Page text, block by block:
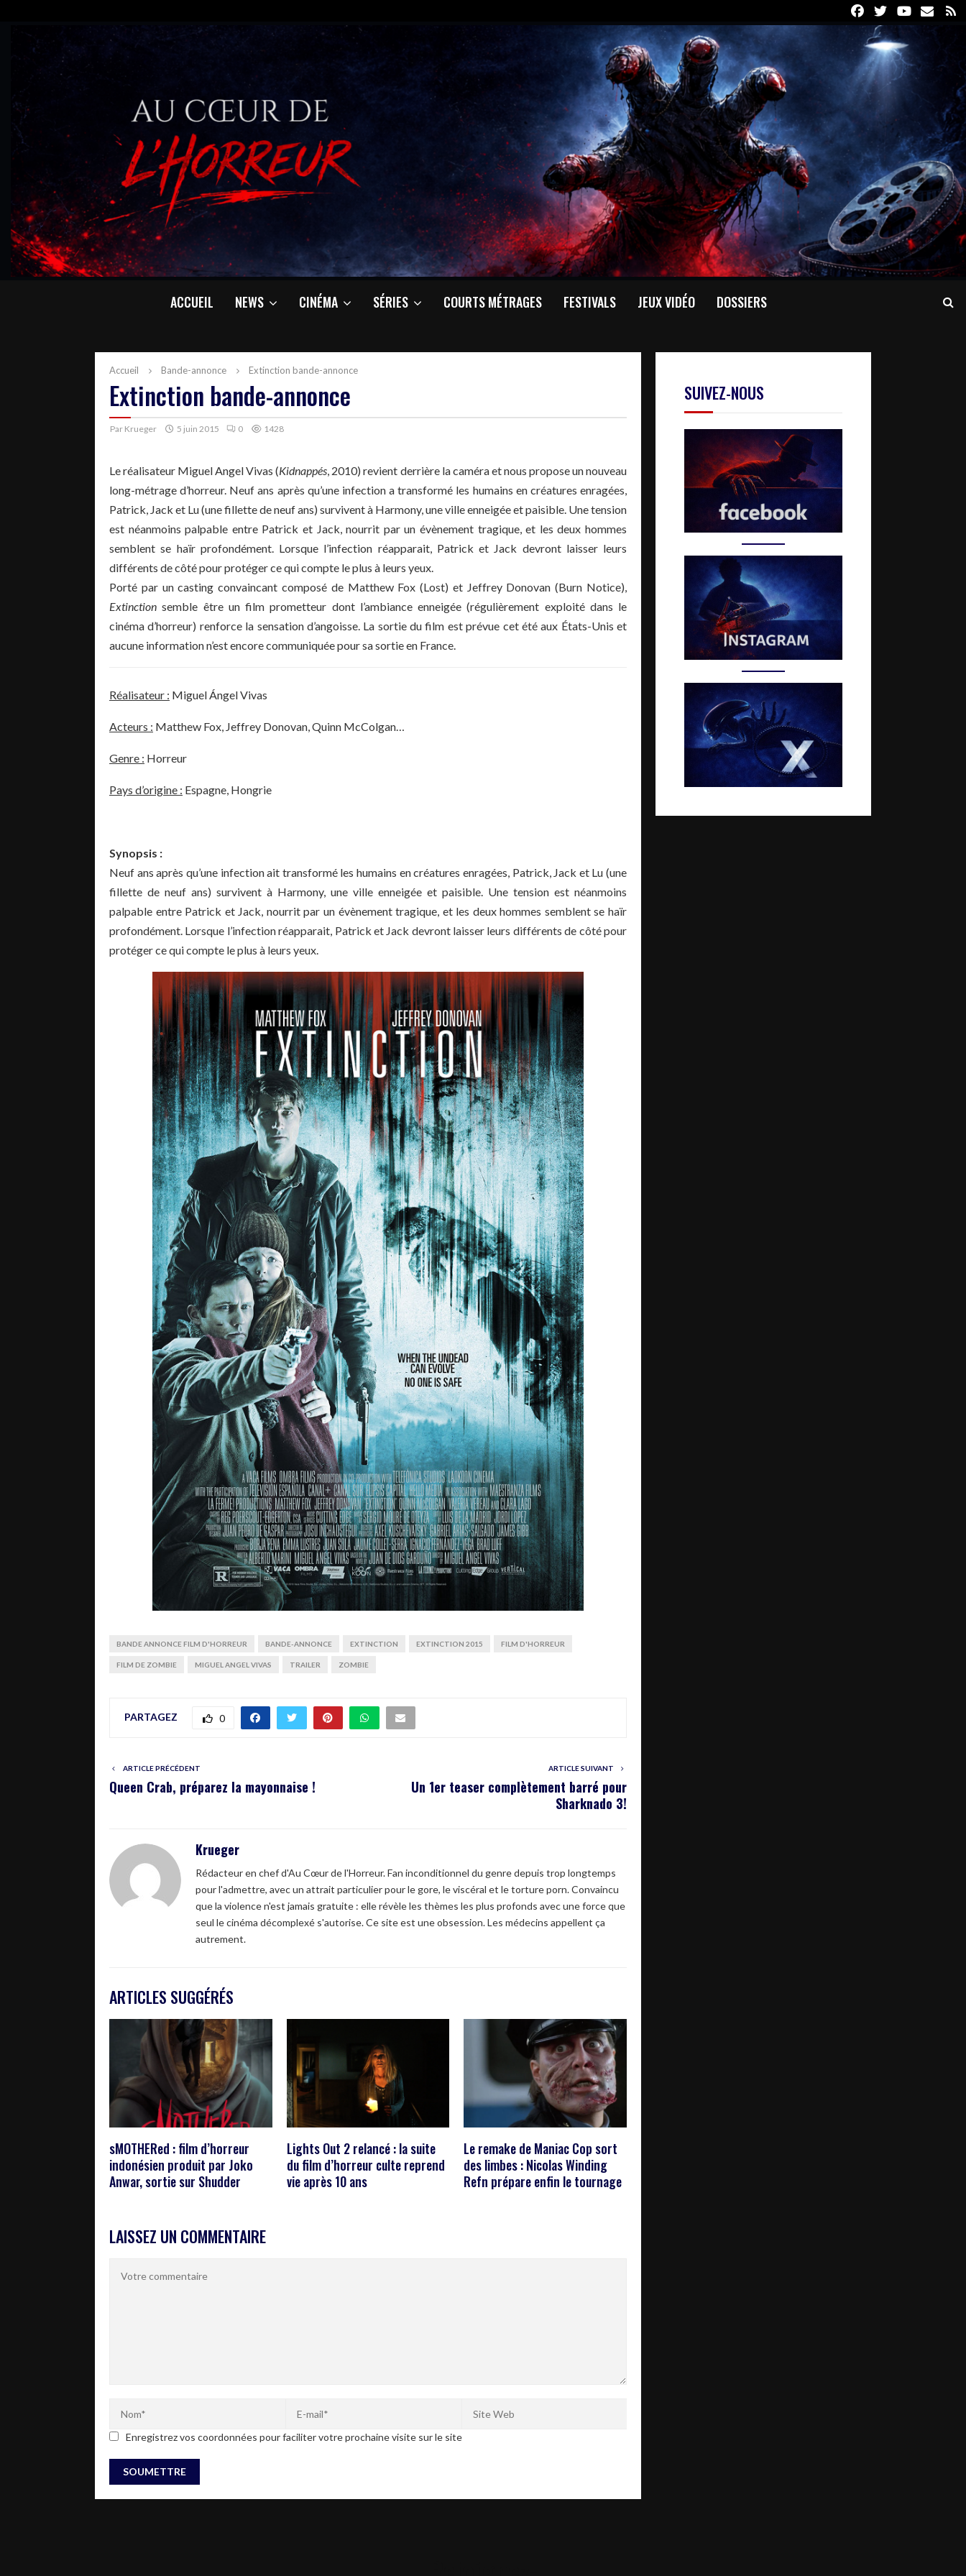
FacebookTwitterYoutube
Email
ACCUEIL NEWS CINÉMA SÉRIES COURTS MÉTRAGES FESTIVALS JEUX VIDÉO DOSSIERS
Accueil Bande-annonce Extinction bande-annonce
Extinction bande-annonce
Par Krueger 5 juin 2015 0 1428
Le réalisateur Miguel Angel Vivas (Kidnappés, 2010) revient derrière la caméra et nous propose un nouveau
long-métrage d’horreur. Neuf ans après qu’une infection a transformé les humains en créatures enragées,
Patrick, Jack et Lu (une fillette de neuf ans) survivent à Harmony, une ville enneigée et paisible. Une tension
est néanmoins palpable entre Patrick et Jack, nourrit par un évènement tragique, et les deux hommes
semblent se haïr profondément. Lorsque l’infection réapparait, Patrick et Jack devront laisser leurs
différents de côté pour protéger ce qui compte le plus à leurs yeux.
Porté par un casting convaincant composé de Matthew Fox (Lost) et Jeffrey Donovan (Burn Notice),
Extinction semble être un film prometteur dont l’ambiance enneigée (régulièrement exploité dans le
cinéma d’horreur) renforce la sensation d’angoisse. La sortie du film est prévue cet été aux États-Unis et
aucune information n’est encore communiquée pour sa sortie en France.
Réalisateur : Miguel Ángel Vivas
Acteurs : Matthew Fox, Jeffrey Donovan,Quinn McColgan…
Genre : Horreur
Pays d’origine : Espagne, Hongrie
Synopsis :
Neuf ans après qu’une infection ait transformé les humains en créatures enragées, Patrick, Jack et Lu (une
fillette de neuf ans) survivent à Harmony, une ville enneigée et paisible. Une tension est néanmoins
palpable entre Patrick et Jack, nourrit par un évènement tragique, et les deux hommes semblent se haïr
profondément. Lorsque l’infection réapparait, Patrick et Jack devront laisser leurs différents de côté pour
protéger ce qui compte le plus à leurs yeux.
BANDE ANNONCE FILM D'HORREUR BANDE-ANNONCE EXTINCTION EXTINCTION 2015 FILM D'HORREUR
FILM DE ZOMBIE MIGUEL ANGEL VIVAS TRAILER ZOMBIE
PARTAGEZ 0
ARTICLE PRÉCÉDENT
Queen Crab, préparez la mayonnaise !
ARTICLE SUIVANT
Un 1er teaser complètement barré pour
Sharknado 3!
Krueger
Rédacteur en chef d'Au Cœur de l'Horreur. Fan inconditionnel du genre depuis trop longtemps
pour l'admettre, avec un attrait particulier pour le gore, le viscéral et le torture porn. Convaincu
que la violence n'est jamais gratuite : elle révèle les thèmes les plus profonds avec une force que
seul le cinéma décomplexé s'autorise. Ce site est une obsession. Les médecins appellent ça
autrement.
ARTICLES SUGGÉRÉS
sMOTHERed : film d’horreur
indonésien produit par Joko
Anwar, sortie sur Shudder
Lights Out 2 relancé : la suite
du film d’horreur culte reprend
vie après 10 ans
Le remake de Maniac Cop sort
des limbes : Nicolas Winding
Refn prépare enfin le tournage
LAISSEZ UN COMMENTAIRE
Enregistrez vos coordonnées pour faciliter votre prochaine visite sur le site
SUIVEZ-NOUS